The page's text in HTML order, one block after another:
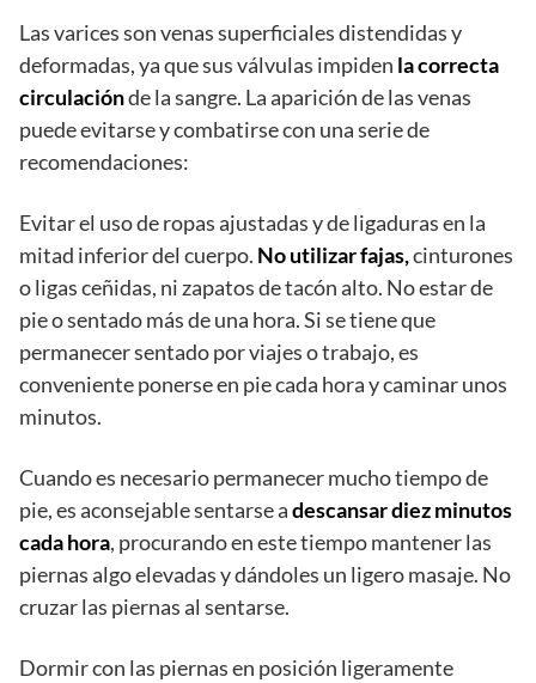
Las varices son venas superficiales distendidas y
deformadas, ya que sus válvulas impiden la correcta
circulaciónde la sangre. La aparición de las venas
puede evitarse y combatirse con una serie de
recomendaciones:
Evitar el uso de ropas ajustadas y de ligaduras en la
mitad inferior del cuerpo. No utilizar fajas,cinturones
o ligas ceñidas, ni zapatos de tacón alto. No estar de
pie o sentado más de una hora. Si se tiene que
permanecer sentado por viajes o trabajo, es
conveniente ponerse en pie cada hora y caminar unos
minutos.
Cuando es necesario permanecer mucho tiempo de
pie, es aconsejable sentarse adescansar diez minutos
cada hora, procurando en este tiempo mantener las
piernas algo elevadas y dándoles un ligero masaje. No
cruzar las piernas al sentarse.
Dormir con las piernas en posición ligeramente